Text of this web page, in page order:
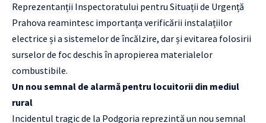
Reprezentanții Inspectoratului pentru Situații de Urgență
Prahova reamintesc importanța verificării instalațiilor
electrice și a sistemelor de încălzire, dar și evitarea folosirii
surselor de foc deschis în apropierea materialelor
combustibile.
Un nou semnal de alarmă pentru locuitorii din mediul
rural
Incidentul tragic de la Podgoria reprezintă un nou semnal